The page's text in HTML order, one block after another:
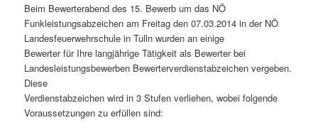
Beim Bewerterabend des 15. Bewerb um das NÖ
Funkleistungsabzeichen am Freitag den 07.03.2014 in der NÖ
Landesfeuerwehrschule in Tulln wurden an einige
Bewerter für Ihre langjährige Tätigkeit als Bewerter bei
Landesleistungsbewerben Bewerterverdienstabzeichen vergeben.
Diese
Verdienstabzeichen wird in 3 Stufen verliehen, wobei folgende
Voraussetzungen zu erfüllen sind: